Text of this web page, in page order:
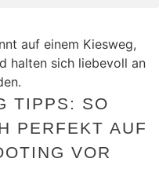
TIPPS: SO
PERFEKT AUF
VOR